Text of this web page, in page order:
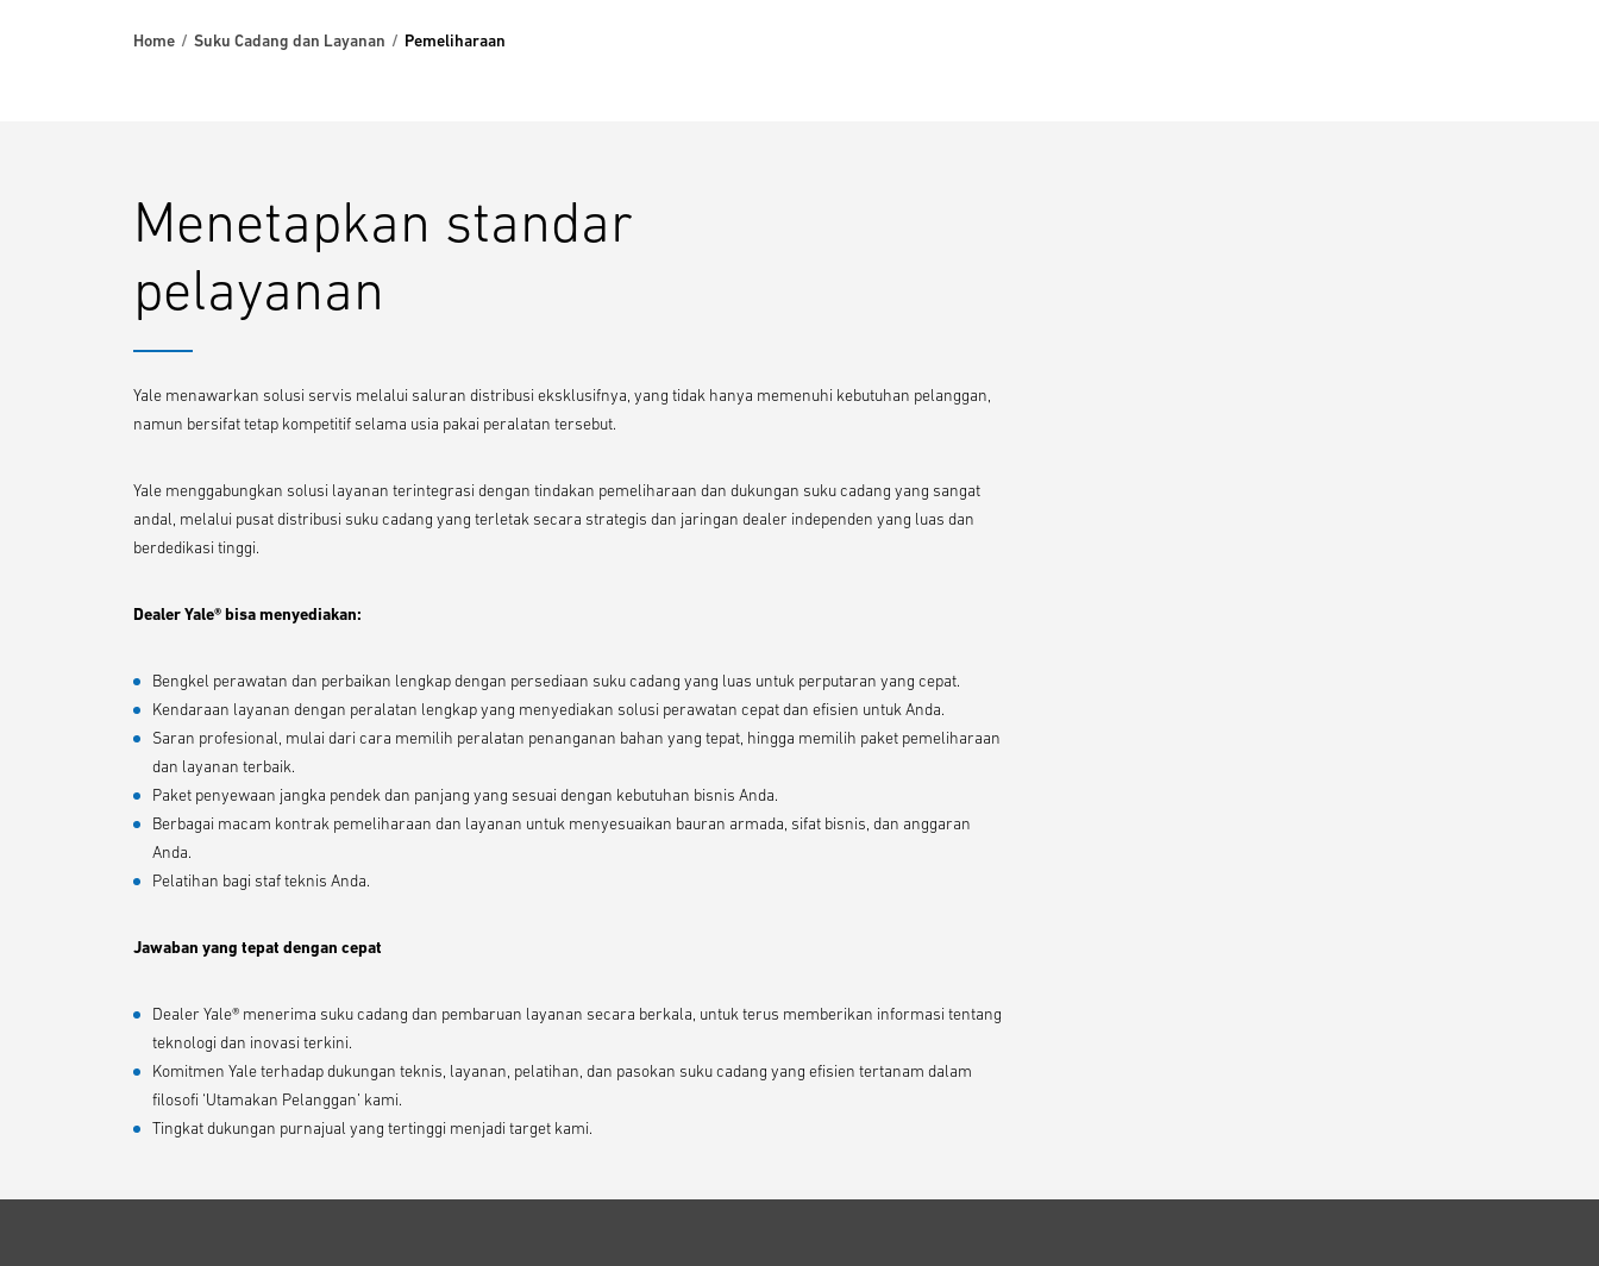
Home Suku Cadang dan Layanan Pemeliharaan
Menetapkan standar
pelayanan
Yale menawarkan solusi servis melalui saluran distribusi eksklusifnya, yang tidak hanya memenuhi kebutuhan pelanggan,
namun bersifat tetap kompetitif selama usia pakai peralatan tersebut.
Yale menggabungkan solusi layanan terintegrasi dengan tindakan pemeliharaan dan dukungan suku cadang yang sangat
andal, melalui pusat distribusi suku cadang yang terletak secara strategis dan jaringan dealer independen yang luas dan
berdedikasi tinggi.
Dealer Yale® bisa menyediakan:
Bengkel perawatan dan perbaikan lengkap dengan persediaan suku cadang yang luas untuk perputaran yang cepat.
Kendaraan layanan dengan peralatan lengkap yang menyediakan solusi perawatan cepat dan efisien untuk Anda.
Saran profesional, mulai dari cara memilih peralatan penanganan bahan yang tepat, hingga memilih paket pemeliharaan
dan layanan terbaik.
Paket penyewaan jangka pendek dan panjang yang sesuai dengan kebutuhan bisnis Anda.
Berbagai macam kontrak pemeliharaan dan layanan untuk menyesuaikan bauran armada, sifat bisnis, dan anggaran
Anda.
Pelatihan bagi staf teknis Anda.
Jawaban yang tepat dengan cepat
Dealer Yale® menerima suku cadang dan pembaruan layanan secara berkala, untuk terus memberikan informasi tentang
teknologi dan inovasi terkini.
Komitmen Yale terhadap dukungan teknis, layanan, pelatihan, dan pasokan suku cadang yang efisien tertanam dalam
filosofi ‘Utamakan Pelanggan’ kami.
Tingkat dukungan purnajual yang tertinggi menjadi target kami.